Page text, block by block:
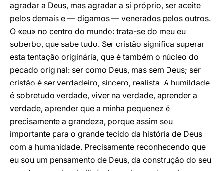
agradar a Deus, mas agradar a si próprio, ser aceite
pelos demais e — digamos — venerados pelos outros.
O «eu» no centro do mundo: trata-se do meu eu
soberbo, que sabe tudo. Ser cristão significa superar
esta tentação originária, que é também o núcleo do
pecado original: ser como Deus, mas sem Deus; ser
cristão é ser verdadeiro, sincero, realista. A humildade
é sobretudo verdade, viver na verdade, aprender a
verdade, aprender que a minha pequenez é
precisamente a grandeza, porque assim sou
importante para o grande tecido da história de Deus
com a humanidade. Precisamente reconhecendo que
eu sou um pensamento de Deus, da construção do seu